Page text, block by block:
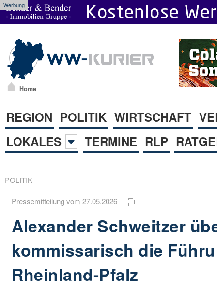
Werbung
Home
REGION POLITIK WIRTSCHAFT
LOKALES
TERMINE RLP
POLITIK
Pressemitteilung vom 27.05.2026
Alexander Schweitzer
kommissarisch die
Rheinland-Pfalz